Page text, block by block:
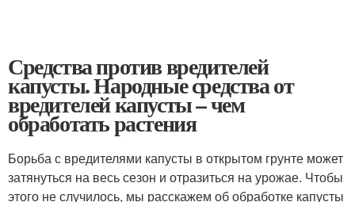
Средства против вредителей
капусты. Народные средства от
вредителей капусты – чем
обработать растения
Борьба с вредителями капусты в открытом грунте может
затянуться на весь сезон и отразиться на урожае. Чтобы
этого не случилось, мы расскажем об обработке капусты